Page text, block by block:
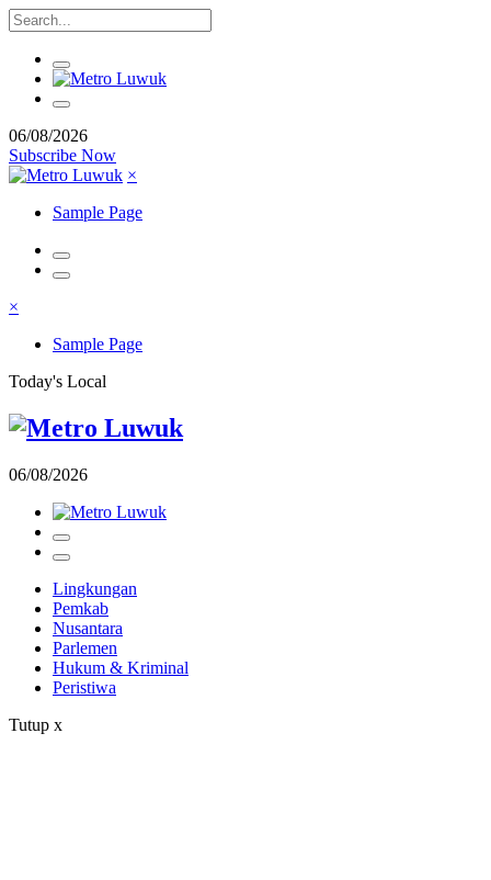
06/08/2026
Subscribe Now
×
Sample Page
×
Sample Page
Today's Local
06/08/2026
Lingkungan
Pemkab
Nusantara
Parlemen
Hukum & Kriminal
Peristiwa
Tutup x